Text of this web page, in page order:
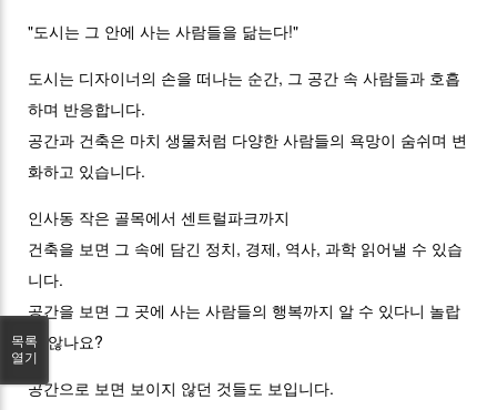
"도시는 그 안에 사는 사람들을 닮는다!"
도시는 디자이너의 손을 떠나는 순간, 그 공간 속 사람들과 호흡
하며 반응합니다.
공간과 건축은 마치 생물처럼 다양한 사람들의 욕망이 숨쉬며 변
화하고 있습니다.
인사동 작은 골목에서 센트럴파크까지
건축을 보면 그 속에 담긴 정치, 경제, 역사, 과학 읽어낼 수 있습
니다.
공간을 보면 그 곳에 사는 사람들의 행복까지 알 수 있다니 놀랍
지 않나요?
공간으로 보면 보이지 않던 것들도 보입니다.
목록
열기